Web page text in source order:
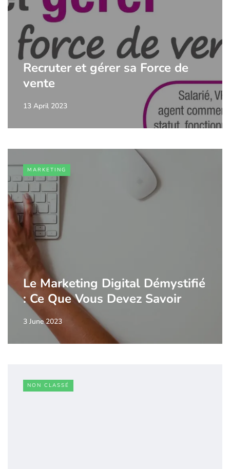
Recruter et gérer sa Force de
vente
13 April 2023
MARKETING
Le Marketing Digital Démystifié
: Ce Que Vous Devez Savoir
3 June 2023
NON CLASSÉ